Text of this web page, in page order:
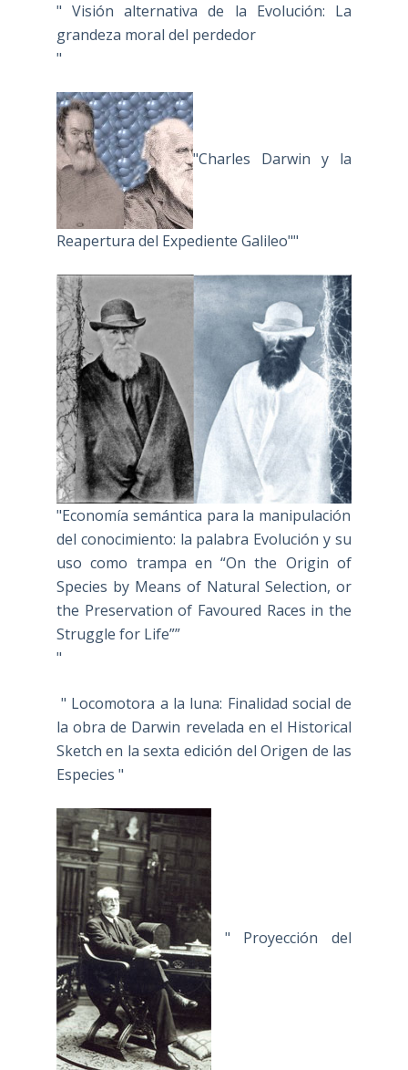
" Visión alternativa de la Evolución: La
grandeza moral del perdedor
"
"Charles Darwin y la
Reapertura del Expediente Galileo""
"Economía semántica para la manipulación
del conocimiento: la palabra Evolución y su
uso como trampa en “On the Origin of
Species by Means of Natural Selection, or
the Preservation of Favoured Races in the
Struggle for Life””
"
" Locomotora a la luna: Finalidad social de
la obra de Darwin revelada en el Historical
Sketch en la sexta edición del Origen de las
Especies "
" Proyección del